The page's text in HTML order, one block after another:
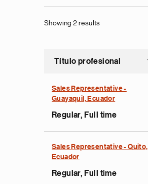
Showing 2 results
Título profesional
Sales Representative -
Guayaquil, Ecuador
Regular, Full time
Sales Representative - Quito,
Ecuador
Regular, Full time